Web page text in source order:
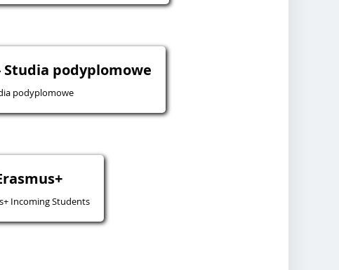
- Studia podyplomowe
podyplomowe
Incoming Students